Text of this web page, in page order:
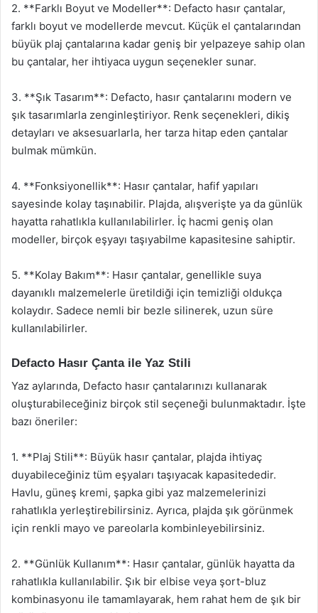
2. **Farklı Boyut ve Modeller**: Defacto hasır çantalar,
farklı boyut ve modellerde mevcut. Küçük el çantalarından
büyük plaj çantalarına kadar geniş bir yelpazeye sahip olan
bu çantalar, her ihtiyaca uygun seçenekler sunar.
3. **Şık Tasarım**: Defacto, hasır çantalarını modern ve
şık tasarımlarla zenginleştiriyor. Renk seçenekleri, dikiş
detayları ve aksesuarlarla, her tarza hitap eden çantalar
bulmak mümkün.
4. **Fonksiyonellik**: Hasır çantalar, hafif yapıları
sayesinde kolay taşınabilir. Plajda, alışverişte ya da günlük
hayatta rahatlıkla kullanılabilirler. İç hacmi geniş olan
modeller, birçok eşyayı taşıyabilme kapasitesine sahiptir.
5. **Kolay Bakım**: Hasır çantalar, genellikle suya
dayanıklı malzemelerle üretildiği için temizliği oldukça
kolaydır. Sadece nemli bir bezle silinerek, uzun süre
kullanılabilirler.
Defacto Hasır Çanta ile Yaz Stili
Yaz aylarında, Defacto hasır çantalarınızı kullanarak
oluşturabileceğiniz birçok stil seçeneği bulunmaktadır. İşte
bazı öneriler:
1. **Plaj Stili**: Büyük hasır çantalar, plajda ihtiyaç
duyabileceğiniz tüm eşyaları taşıyacak kapasitededir.
Havlu, güneş kremi, şapka gibi yaz malzemelerinizi
rahatlıkla yerleştirebilirsiniz. Ayrıca, plajda şık görünmek
için renkli mayo ve pareolarla kombinleyebilirsiniz.
2. **Günlük Kullanım**: Hasır çantalar, günlük hayatta da
rahatlıkla kullanılabilir. Şık bir elbise veya şort-bluz
kombinasyonu ile tamamlayarak, hem rahat hem de şık bir